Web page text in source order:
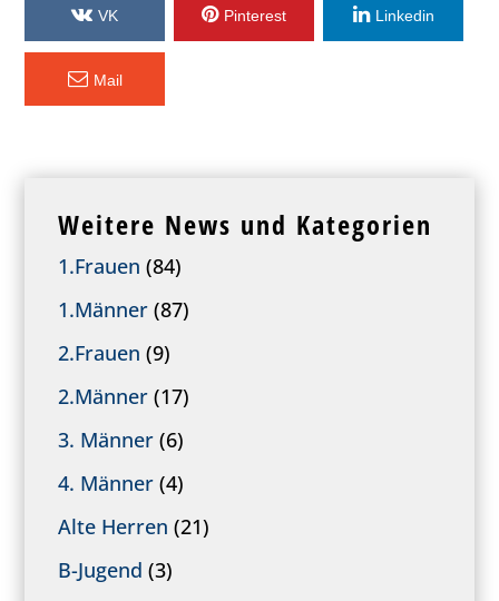
VK Pinterest Linkedin
Mail
Weitere News und Kategorien
1.Frauen (84)
1.Männer (87)
2.Frauen (9)
2.Männer (17)
3. Männer (6)
4. Männer (4)
Alte Herren (21)
B-Jugend (3)